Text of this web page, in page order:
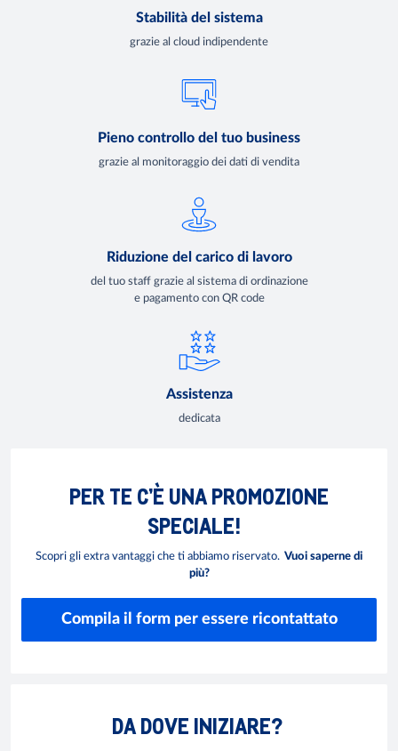
Stabilità del sistema
grazie al cloud indipendente
Pieno controllo del tuo business
grazie al monitoraggio dei dati di vendita
Riduzione del carico di lavoro
del tuo staff grazie al sistema di ordinazione
e pagamento con QR code
Assistenza
dedicata
PER TE C’È UNA PROMOZIONE
SPECIALE!
Scopri gli extra vantaggi che ti abbiamo riservato. Vuoi saperne di
più?
Compila il form per essere ricontattato
DA DOVE INIZIARE?